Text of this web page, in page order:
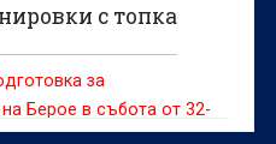
с топка
за
Берое в събота от 32-